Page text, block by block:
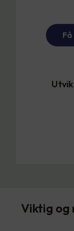
Viktig og